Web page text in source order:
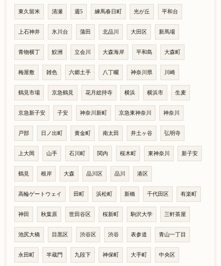
東久留米 清瀬 週5 練馬春日町 光が丘 平和台
上石神井 氷川台 蒲田 北品川 大田区 新馬場
青物横丁 鮫洲 立会川 大森海岸 平和島 大森町
梅屋敷 雑色 六郷土手 八丁畷 神奈川県 川崎
鶴見市場 京急鶴見 花月総持寺 横浜 横浜市 生麦
京急新子安 子安 神奈川新町 京急東神奈川 神奈川
戸部 日ノ出町 黄金町 南太田 井土ヶ谷 弘明寺
上大岡 山手 石川町 関内 桜木町 東神奈川 新子安
鶴見 根岸 大森 品川区 品川 港区
高輪ゲートウェイ 田町 浜松町 新橋 千代田区 有楽町
神田 秋葉原 世田谷区 桜新町 駒沢大学 三軒茶屋
池尻大橋 目黒区 渋谷区 渋谷 表参道 青山一丁目
永田町 半蔵門 九段下 神保町 大手町 中央区